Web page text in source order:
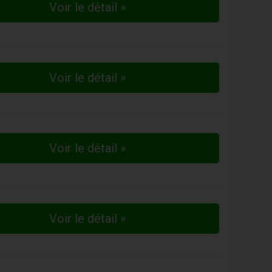
Voir le détail »
Voir le détail »
Voir le détail »
Voir le détail »